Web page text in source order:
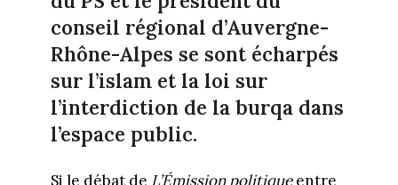
conseil régional d’Auvergne-
Rhône-Alpes se sont écharpés
sur l’islam et la loi sur
l’interdiction de la burqa dans
l’espace public.
Si le débat de L’Émission politiqueentre